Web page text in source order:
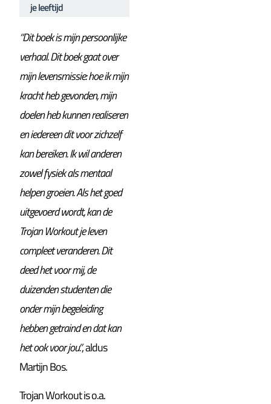
je leeftijd
“Dit boek is mijn persoonlijke
verhaal. Dit boek gaat over
mijn levensmissie: hoe ik mijn
kracht heb gevonden, mijn
doelen heb kunnen realiseren
en iedereen dit voor zichzelf
kan bereiken. Ik wil anderen
zowel fysiek als mentaal
helpen groeien. Als het goed
uitgevoerd wordt, kan de
Trojan Workout je leven
compleet veranderen. Dit
deed het voor mij, de
duizenden studenten die
onder mijn begeleiding
hebben getraind en dat kan
het ook voor jou.”, aldus
Martijn Bos.
Trojan Workout is o.a.